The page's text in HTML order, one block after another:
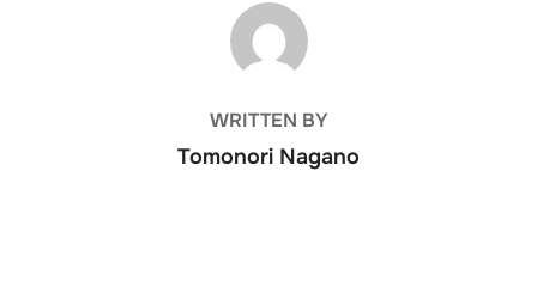
POST AUTHOR
WRITTEN BY
Tomonori Nagano